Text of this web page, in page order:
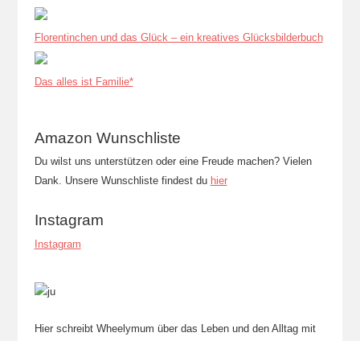
Florentinchen und das Glück – ein kreatives Glücksbilderbuch
Das alles ist Familie*
Amazon Wunschliste
Du wilst uns unterstützen oder eine Freude machen? Vielen
Dank. Unsere Wunschliste findest du hier
Instagram
Instagram
Hier schreibt Wheelymum über das Leben und den Alltag mit